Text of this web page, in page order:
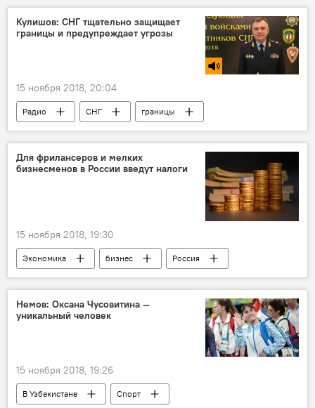
Политика
Кулишов: СНГ тщательно защищает
границы и предупреждает угрозы
15 ноября 2018, 20:04
Радио СНГ
границы
Кыргызстан
Политика
Для фрилансеров и мелких
бизнесменов в России введут налоги
15 ноября 2018, 19:30
Экономика бизнес
Россия
В мире
Немов: Оксана Чусовитина —
уникальный человек
15 ноября 2018, 19:26
В Узбекистане
Спорт